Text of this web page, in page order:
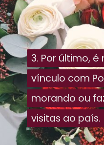
3. Por último,
vínculo com
morando ou
visitas ao país.
3. Por último,
vínculo com
morando ou
visitas ao país.